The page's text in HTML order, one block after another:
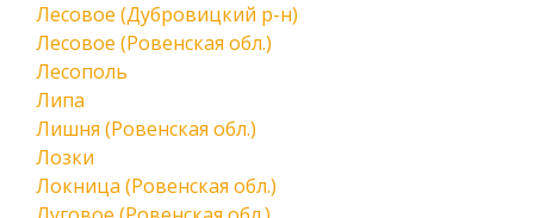
Лесовое (Дубровицкий р-н)
Лесовое (Ровенская обл.)
Лесополь
Липа
Лишня (Ровенская обл.)
Лозки
Локница (Ровенская обл.)